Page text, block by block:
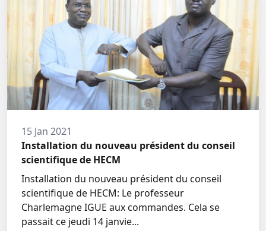
15 Jan 2021
Installation du nouveau président du conseil
scientifique de HECM
Installation du nouveau président du conseil
scientifique de HECM: Le professeur
Charlemagne IGUE aux commandes. Cela se
passait ce jeudi 14 janvie...